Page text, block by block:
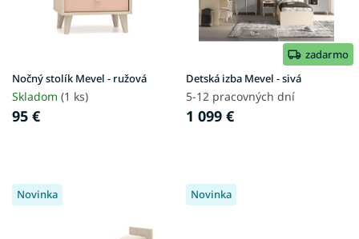
u
k
t
o
Nočný stolík Mevel - ružová
Skladom (1 ks)
95 €
zadarmo
Detská izba Mevel - sivá
5-12 pracovných dní
1 099 €
Novinka Novinka